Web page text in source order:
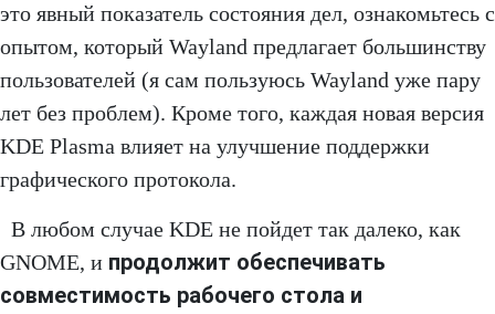
это явный показатель состояния дел, ознакомьтесь с
опытом, который Wayland предлагает большинству
пользователей (я сам пользуюсь Wayland уже пару
лет без проблем). Кроме того, каждая новая версия
KDE Plasma влияет на улучшение поддержки
графического протокола.
В любом случае KDE не пойдет так далеко, как
GNOME, и продолжит обеспечивать
совместимость рабочего стола и